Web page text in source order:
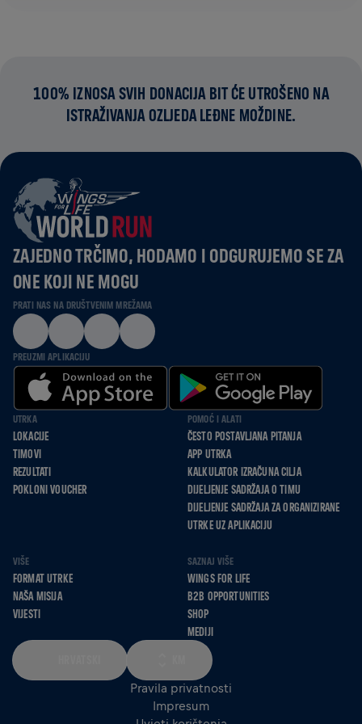
100% IZNOSA SVIH DONACIJA BIT ĆE UTROŠENO NA
ISTRAŽIVANJA OZLJEDA LEĐNE MOŽDINE.
ZAJEDNO TRČIMO, HODAMO I ODGURUJEMO SE ZA
ONE KOJI NE MOGU
PRATI NAS NA DRUŠTVENIM MREŽAMA
PREUZMI APLIKACIJU
UTRKA
LOKACIJE
TIMOVI
REZULTATI
POKLONI VOUCHER
POMOĆ I ALATI
ČESTO POSTAVLJANA PITANJA
APP UTRKA
KALKULATOR IZRAČUNA CILJA
DIJELJENJE SADRŽAJA O TIMU
DIJELJENJE SADRŽAJA ZA ORGANIZIRANE
UTRKE UZ APLIKACIJU
VIŠE
FORMAT UTRKE
NAŠA MISIJA
VIJESTI
SAZNAJ VIŠE
WINGS FOR LIFE
B2B OPPORTUNITIES
SHOP
MEDIJI
Pravila privatnosti
Impresum